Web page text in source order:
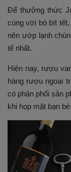
Để thưởng thức
cùng với bò bít
nên ướp lạnh
tế nhất.
Hiện nay, rượu
hàng rượu ngoại
có phân phối sản
khi họp mặt bạn